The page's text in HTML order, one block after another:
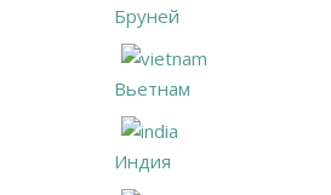
Бруней
Вьетнам
Индия